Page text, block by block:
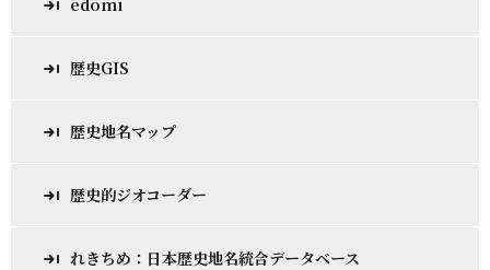
edomi
歴史GIS
歴史地名マップ
歴史的ジオコーダー
れきちめ：日本歴史地名統合データベース